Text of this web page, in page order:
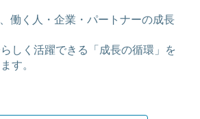
働く人・企業・パートナーの成長
しく活躍できる「成長の循環」を
す。